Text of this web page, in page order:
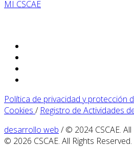
MI CSCAE
Política de privacidad y protección
Cookies / Registro de Actividades
desarrollo web / © 2024 CSCAE.
© 2026 CSCAE. All Rights Reserved.